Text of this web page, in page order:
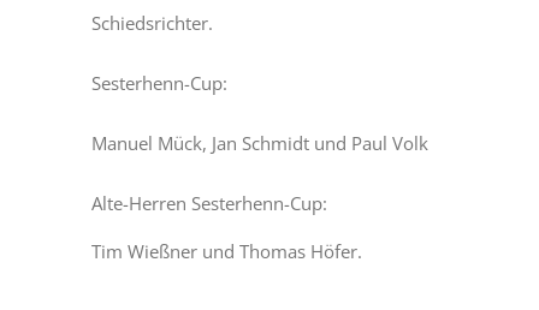
Schiedsrichter.
Sesterhenn-Cup:
Manuel Mück, Jan Schmidt und Paul Volk
Alte-Herren Sesterhenn-Cup:
Tim Wießner und Thomas Höfer.